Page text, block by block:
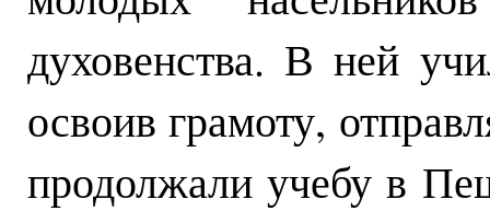
духовенства. В ней
освоив грамоту,
продолжали учебу в